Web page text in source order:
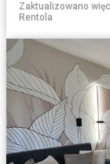
Zaktualizowano
Rentola